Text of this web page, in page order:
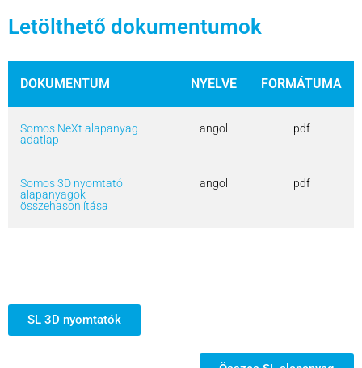
Letölthető dokumentumok
DOKUMENTUM NYELVE FORMÁTUMA
Somos NeXt alapanyag
adatlap
angol pdf
Somos 3D nyomtató
alapanyagok
összehasonlítása
angol pdf
SL 3D nyomtatók